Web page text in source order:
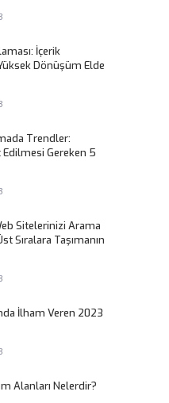
İçerik
Dönüşüm Elde
Trendler:
Edilmesi Gereken 5
Sitelerinizi Arama
Sıralara Taşımanın
İlham Veren 2023
Alanları Nelerdir?